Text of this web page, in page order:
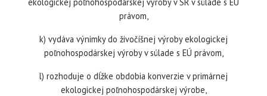
právom,
k) vydáva výnimky do živočíšnej výroby ekologickej
poľnohospodárskej výroby v súlade s EÚ právom,
l) rozhoduje o dĺžke obdobia konverzie v primárnej
ekologickej poľnohospodárskej výrobe,